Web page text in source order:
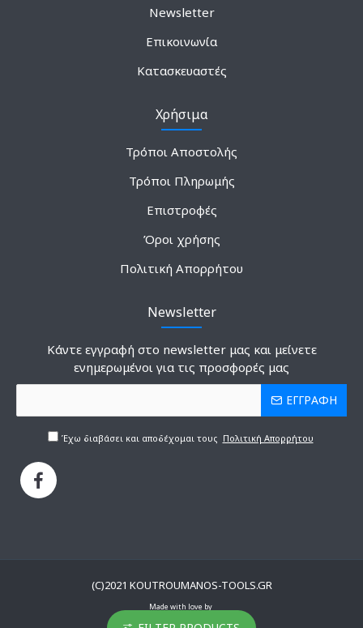
Newsletter
Επικοινωνία
Κατασκευαστές
Χρήσιμα
Τρόποι Αποστολής
Τρόποι Πληρωμής
Επιστροφές
Όροι χρήσης
Πολιτική Απορρήτου
Newsletter
Κάντε εγγραφή στο newsletter μας και μείνετε
ενημερωμένοι για τις προσφορές μας
ΕΓΓΡΑΦΗ
Έχω διαβάσει και αποδέχομαι τους Πολιτική Απορρήτου
(C)2021 KOUTROUMANOS-TOOLS.GR
Made with love by